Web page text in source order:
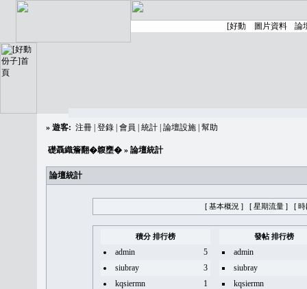
» 遊客: 注冊 登錄 會員 統計 論壇設施 幫助
礎聶織簷翻�䪖壅� » 論壇統計
論壇統計
[ 基本概況 ] [ 星期流量 ] [ 時
積分 排行榜 發帖 排行榜
admin 5
admin
siubray
3
siubray
kqsiermn
1
kqsiermn